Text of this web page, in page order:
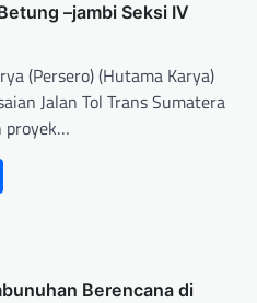
–jambi Seksi IV
(Persero) (Hutama Karya)
Jalan Tol Trans Sumatera
proyek…
Berencana di